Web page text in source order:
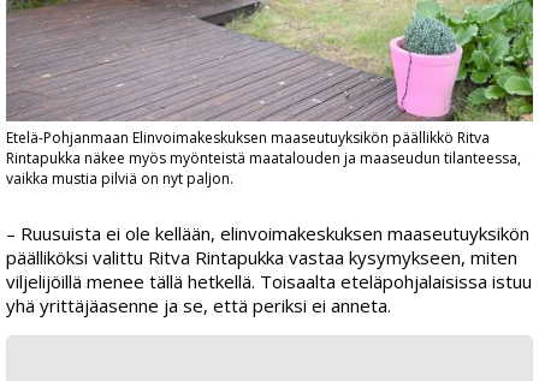
Etelä-Pohjanmaan Elinvoimakeskuksen maaseutuyksikön päällikkö Ritva
Rintapukka näkee myös myönteistä maatalouden ja maaseudun tilanteessa,
vaikka mustia pilviä on nyt paljon.
– Ruusuista ei ole kellään, elinvoimakeskuksen maaseutuyksikön
päälliköksi valittu Ritva Rintapukka vastaa kysymykseen, miten
viljelijöillä menee tällä hetkellä. Toisaalta eteläpohjalaisissa istuu
yhä yrittäjäasenne ja se, että periksi ei anneta.